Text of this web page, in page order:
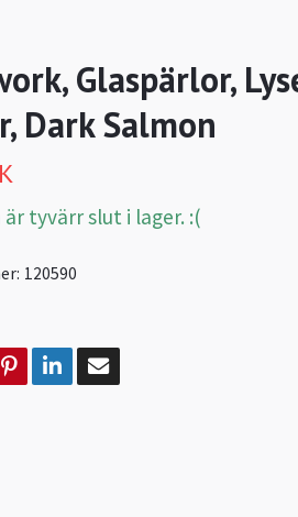
Glaspärlor,
Dark Salmon
tyvärr slut i lager. :(
120590